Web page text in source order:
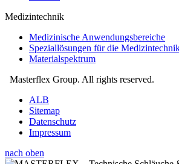
Medizintechnik
Medizinische Anwendungsbereiche
Speziallösungen für die
Materialspektrum
Masterflex Group. All rights reserved.
ALB
Sitemap
Datenschutz
Impressum
nach oben